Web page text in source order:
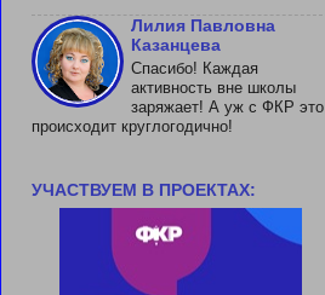
Лилия Павловна
Казанцева
Спасибо! Каждая
активность вне школы
заряжает! А уж с ФКР это
происходит круглогодично!
УЧАСТВУЕМ В ПРОЕКТАХ: